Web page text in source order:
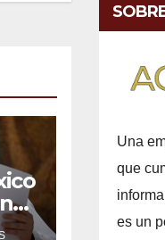
Una
que
es un